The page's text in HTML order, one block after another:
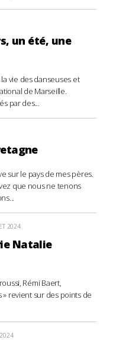
un été, une
vie des danseuses et
de Marseille.
par des...
sur le pays de mes pères.
que nous ne tenons
2024
Natalie
Rémi Baert,
» revient sur des points de